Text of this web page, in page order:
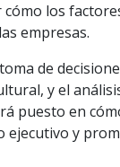
los
empresas.
de
y el
puesto en
y